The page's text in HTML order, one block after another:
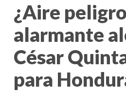
¿Aire
alarmante
César
para